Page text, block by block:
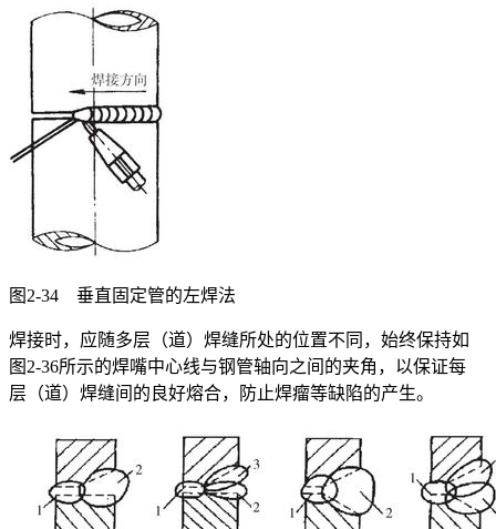
图2-34 垂直固定管的左焊法
焊接时，应随多层（道）焊缝所处的位置不同，始终保持如
图2-36所示的焊嘴中心线与钢管轴向之间的夹角，以保证每
层（道）焊缝间的良好熔合，防止焊瘤等缺陷的产生。